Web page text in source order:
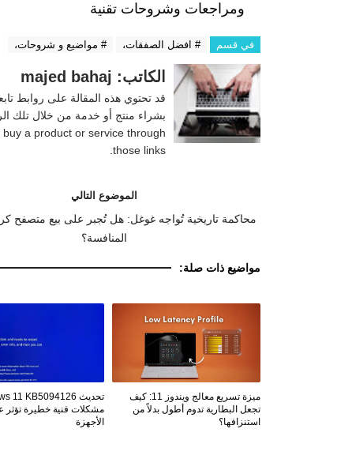
ومراجعات وشروحات تقنية
في قسم # افضل الصفقات، # مواضيع و شروحات،
الكاتب: majed bahaj
قد تحتوي هذه المقالة على روابط
a product or service through
those links.
الموضوع التالي
محاكمة تاريخية تُواجه غوغل: هل تُجبر على بيع متصفح
المنافسة؟
مواضيع ذات صلة:
ميزة تسريع معالج ويندوز 11: كيف
تجعل البطارية تدوم أطول بدلاً من
استنزافها؟
مشكلات فنية خطيرة
الأجهزة